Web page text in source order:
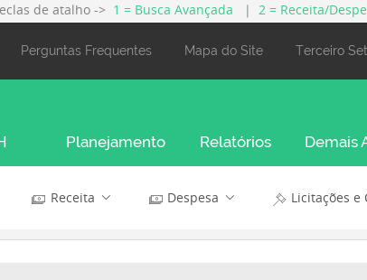
de atalho -> 1 = Busca Avançada | 2 = Receita/
Perguntas Frequentes Mapa do Site Terceiro
Receita Despesa Licitações e
Planejamento Relatórios Demais